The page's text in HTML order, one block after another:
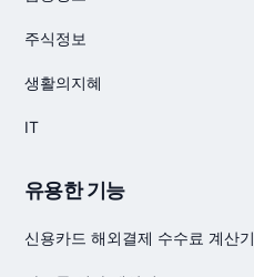
주식정보
생활의지혜
IT
유용한 기능
신용카드 해외결제 수수료 계산기